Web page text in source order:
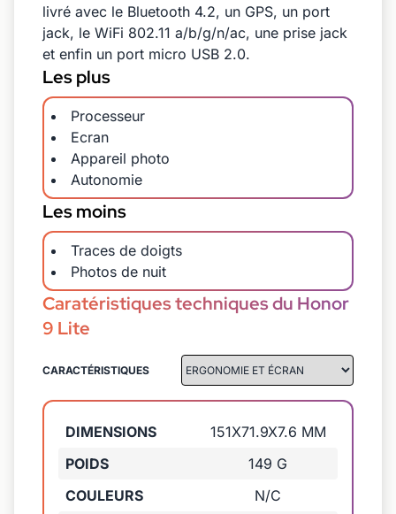
livré avec le Bluetooth 4.2, un GPS, un port
jack, le WiFi 802.11 a/b/g/n/ac, une prise jack
et enfin un port micro USB 2.0.
Les plus
Processeur
Ecran
Appareil photo
Autonomie
Les moins
Traces de doigts
Photos de nuit
Caratéristiques techniques du Honor
9 Lite
CARACTÉRISTIQUES
DIMENSIONS
151X71.9X7.6 MM
POIDS
149 G
COULEURS
N/C